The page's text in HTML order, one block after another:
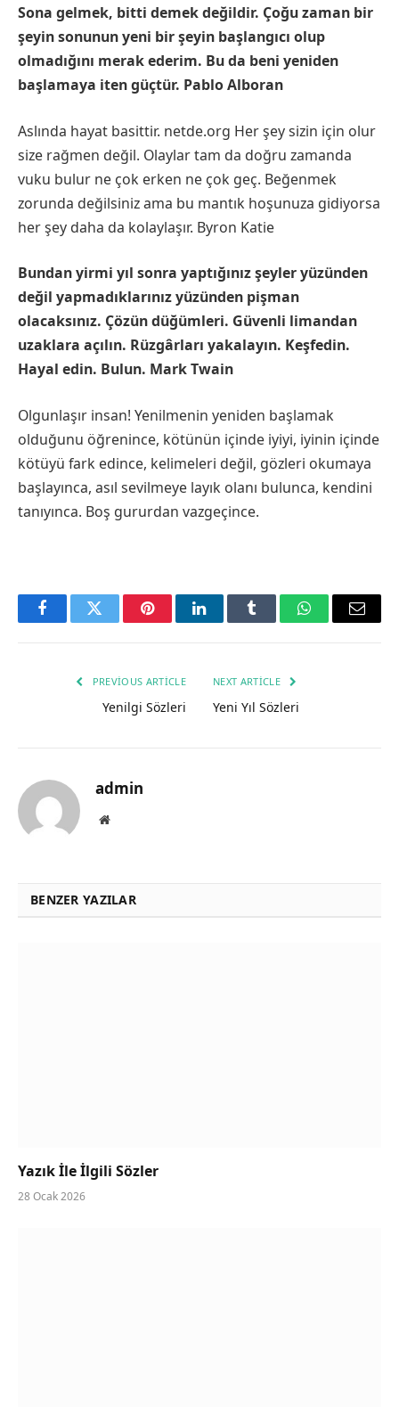
Sona gelmek, bitti demek değildir. Çoğu zaman bir
şeyin sonunun yeni bir şeyin başlangıcı olup
olmadığını merak ederim. Bu da beni yeniden
başlamaya iten güçtür. Pablo Alboran
Aslında hayat basittir. netde.org Her şey sizin için olur
size rağmen değil. Olaylar tam da doğru zamanda
vuku bulur ne çok erken ne çok geç. Beğenmek
zorunda değilsiniz ama bu mantık hoşunuza gidiyorsa
her şey daha da kolaylaşır. Byron Katie
Bundan yirmi yıl sonra yaptığınız şeyler yüzünden
değil yapmadıklarınız yüzünden pişman
olacaksınız. Çözün düğümleri. Güvenli limandan
uzaklara açılın. Rüzgârları yakalayın. Keşfedin.
Hayal edin. Bulun. Mark Twain
Olgunlaşır insan! Yenilmenin yeniden başlamak
olduğunu öğrenince, kötünün içinde iyiyi, iyinin içinde
kötüyü fark edince, kelimeleri değil, gözleri okumaya
başlayınca, asıl sevilmeye layık olanı bulunca, kendini
tanıyınca. Boş gururdan vazgeçince.
FacebookTwitter PinterestLinkedInTumblr WhatsAppEmail
PREVIOUS ARTICLE
Yenilgi Sözleri
NEXT ARTICLE
Yeni Yıl Sözleri
admin
Website
BENZER YAZILAR
Yazık İle İlgili Sözler
28 Ocak 2026